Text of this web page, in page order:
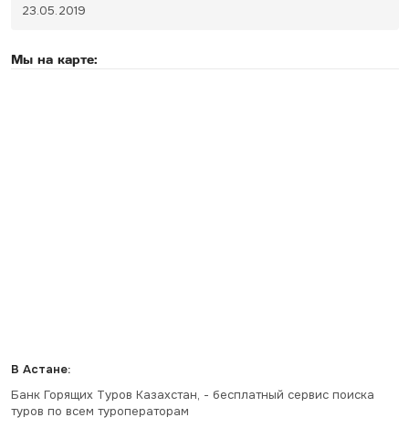
23.05.2019
Мы на карте:
В Астане:
Банк Горящих Туров Казахстан, - бесплатный сервис поиска
туров по всем туроператорам